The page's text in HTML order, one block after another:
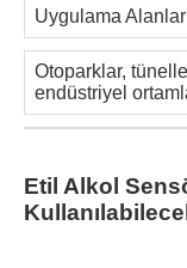
Uygulama
Otoparklar,
endüstriyel
Etil Alkol